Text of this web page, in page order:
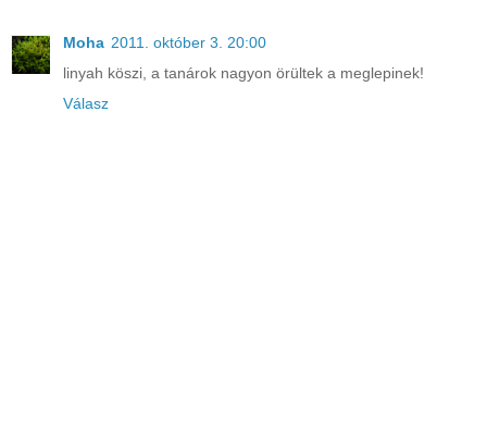
Moha 2011. október 3. 20:00
linyah köszi, a tanárok nagyon örültek a meglepinek!
Válasz